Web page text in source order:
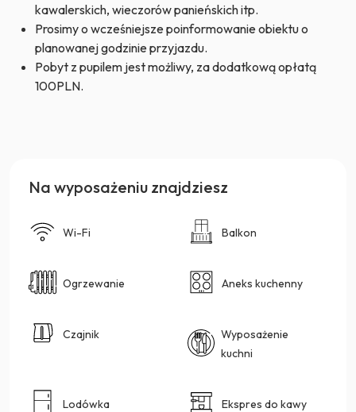
kawalerskich, wieczorów panieńskich itp.
Prosimy o wcześniejsze poinformowanie obiektu o
planowanej godzinie przyjazdu.
Pobyt z pupilem jest możliwy, za dodatkową opłatą
100PLN.
Na wyposażeniu znajdziesz
Wi-Fi Balkon
Ogrzewanie Aneks kuchenny
Czajnik
Wyposażenie
kuchni
Lodówka Ekspres do kawy